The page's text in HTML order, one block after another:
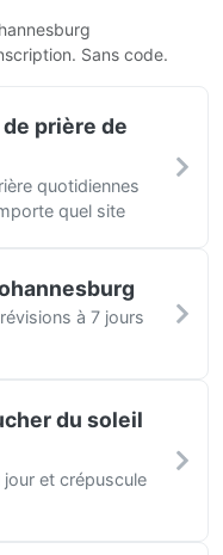
Sans code.
prière de
quotidiennes
quel site
à 7 jours
du soleil
jour et crépuscule